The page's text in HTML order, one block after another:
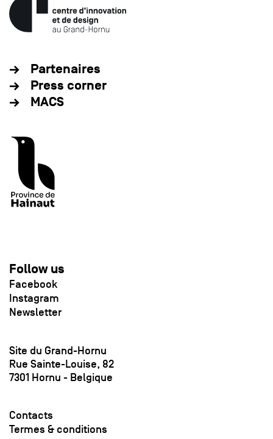
Partenaires
Press corner
MACS
Follow us
Facebook
Instagram
Newsletter
Site du Grand-Hornu
Rue Sainte-Louise, 82
7301 Hornu - Belgique
Contacts
Termes & conditions